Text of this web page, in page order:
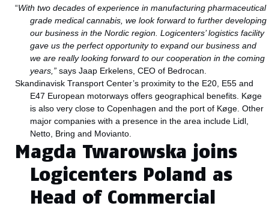
“With two decades of experience in manufacturing pharmaceutical
grade medical cannabis, we look forward to further developing
our business in the Nordic region. Logicenters’ logistics facility
gave us the perfect opportunity to expand our business and
we are really looking forward to our cooperation in the coming
years,”says Jaap Erkelens, CEO of Bedrocan.
Skandinavisk Transport Center’s proximity to the E20, E55 and
E47 European motorways offers geographical benefits. Køge
is also very close to Copenhagen and the port of Køge. Other
major companies with a presence in the area include Lidl,
Netto, Bring and Movianto.
Magda Twarowska joins
Logicenters Poland as
Head of Commercial